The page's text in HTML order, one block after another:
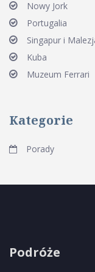
Nowy Jork
Portugalia
Singapur i
Kuba
Muzeum Ferrari
Kategorie
Porady
Podróże